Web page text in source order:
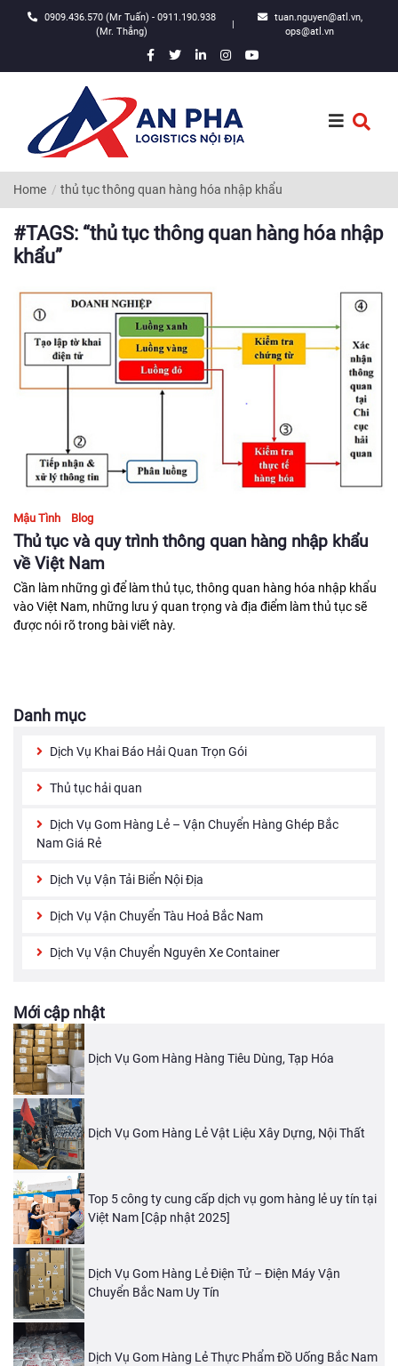
0909.436.570 (Mr Tuấn) - 0911.190.938
(Mr. Thắng)
|
tuan.nguyen@atl.vn,
ops@atl.vn
Home thủ tục thông quan hàng hóa nhập khẩu
#TAGS: “thủ tục thông quan hàng hóa nhập
khẩu”
Mậu Tình Blog
Thủ tục và quy trình thông quan hàng nhập khẩu
về Việt Nam
Cần làm những gì để làm thủ tục, thông quan hàng hóa nhập khẩu
vào Việt Nam, những lưu ý quan trọng và địa điểm làm thủ tục sẽ
được nói rõ trong bài viết này.
Danh mục
Dịch Vụ Khai Báo Hải Quan Trọn Gói
Thủ tục hải quan
Dịch Vụ Gom Hàng Lẻ – Vận Chuyển Hàng Ghép Bắc
Nam Giá Rẻ
Dịch Vụ Vận Tải Biển Nội Địa
Dịch Vụ Vận Chuyển Tàu Hoả Bắc Nam
Dịch Vụ Vận Chuyển Nguyên Xe Container
Mới cập nhật
Dịch Vụ Gom Hàng Hàng Tiêu Dùng, Tạp Hóa
Dịch Vụ Gom Hàng Lẻ Vật Liệu Xây Dựng, Nội Thất
Top 5 công ty cung cấp dịch vụ gom hàng lẻ uy tín tại
Việt Nam [Cập nhật 2025]
Dịch Vụ Gom Hàng Lẻ Điện Tử – Điện Máy Vận
Chuyển Bắc Nam Uy Tín
Dịch Vụ Gom Hàng Lẻ Thực Phẩm Đồ Uống Bắc Nam